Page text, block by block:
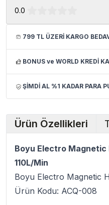
0.0
799 TL ÜZERİ KARGO
BONUS ve WORLD KREDİ
ŞİMDİ AL %1 KADAR PARA
Ürün Özellikleri
Boyu Electro Magnetic
110L/Min
Boyu Electro Magnetic
Ürün Kodu: ACQ-008